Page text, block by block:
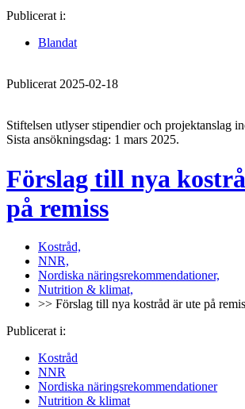
Publicerat i:
Blandat
Publicerat 2025-02-18
Stiftelsen utlyser stipendier och projektanslag
Sista ansökningsdag: 1 mars 2025.
Förslag till nya
på remiss
Kostråd,
NNR,
Nordiska näringsrekommendationer,
Nutrition & klimat,
>> Förslag till nya kostråd är ute på
Publicerat i:
Kostråd
NNR
Nordiska näringsrekommendationer
Nutrition & klimat